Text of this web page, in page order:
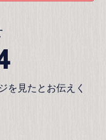
を見たとお伝えく